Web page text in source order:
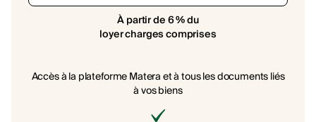
À partir de 6 % du
loyer charges comprises
Accès à la plateforme Matera et à tous les documents liés
à vos biens